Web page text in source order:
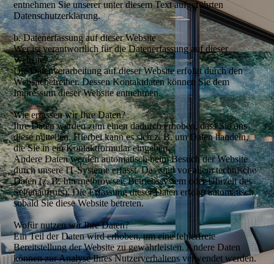
entnehmen Sie unserer unter diesem Text aufgeführten
Datenschutzerklärung.
b. Datenerfassung auf dieser Website
Wer ist verantwortlich für die Datenerfassung auf dieser
Website?
Die Datenverarbeitung auf dieser Website erfolgt durch den
Websitebetreiber. Dessen Kontaktdaten können Sie dem
Impressum dieser Website entnehmen.
Wie erfassen wir Ihre Daten?
Ihre Daten werden zum einen dadurch erhoben, dass Sie uns
diese mitteilen. Hierbei kann es sich z. B. um Daten handeln,
die Sie in ein Kontaktformular eingeben.
Andere Daten werden automatisch beim Besuch der Website
durch unsere IT-Systeme erfasst. Das sind vor allem technische
Daten (z. B. Internetbrowser, Betriebssystem oder Uhrzeit des
Seitenaufrufs). Die Erfassung dieser Daten erfolgt automatisch,
sobald Sie diese Website betreten.
Wofür nutzen wir Ihre Daten?
Ein Teil der Daten wird erhoben, um eine fehlerfreie
Bereitstellung der Website zu gewährleisten. Andere Daten
können zur Analyse Ihres Nutzerverhaltens verwendet werden.